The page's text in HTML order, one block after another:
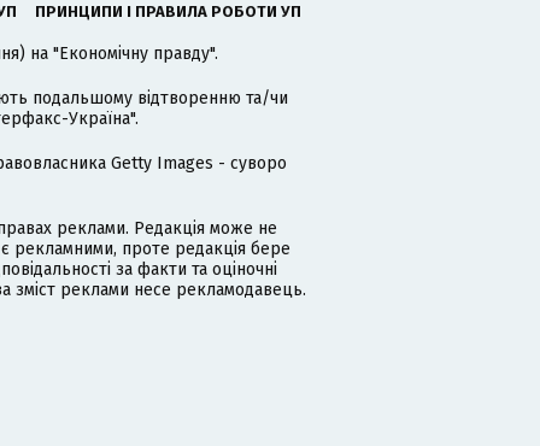
ПРИНЦИПИ І ПРАВИЛА РОБОТИ УП
на "Економічну правду".
подальшому відтворенню та/чи
Україна".
Getty Images - суворо
реклами. Редакція може не
рекламними, проте редакція бере
за факти та оціночні
зміст реклами несе рекламодавець.